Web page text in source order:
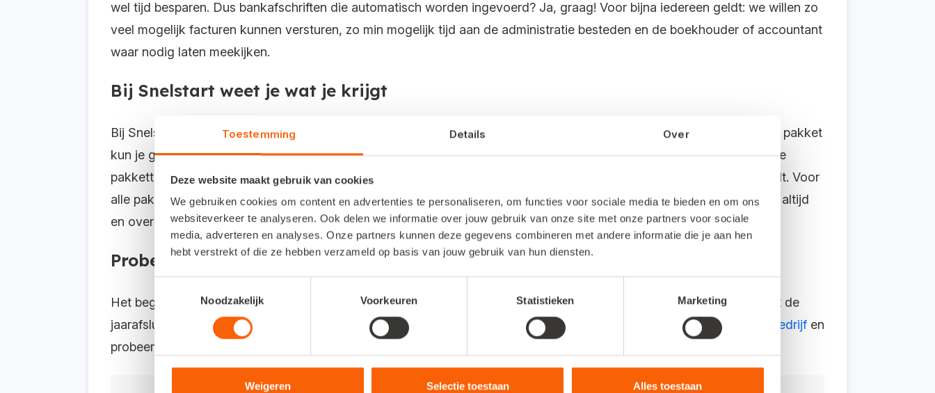
Toestemming Details Over
Deze website maakt gebruik van cookies
We gebruiken cookies om content en advertenties te personaliseren, om functies voor sociale media te bieden en om ons
websiteverkeer te analyseren. Ook delen we informatie over jouw gebruik van onze site met onze partners voor sociale
media, adverteren en analyses. Onze partners kunnen deze gegevens combineren met andere informatie die je aan hen
hebt verstrekt of die ze hebben verzameld op basis van jouw gebruik van hun diensten.
Noodzakelijk
Voorkeuren Statistieken Marketing
Weigeren Selectie toestaan Alles toestaan
wel tijd besparen. Dus bankafschriften die automatisch worden ingevoerd? Ja, graag! Voor bijna iedereen geldt: we willen zo
veel mogelijk facturen kunnen versturen, zo min mogelijk tijd aan de administratie besteden en de boekhouder of accountant
waar nodig laten meekijken.
Bij Snelstart weet je wat je krijgt
Bij Snelstart geen onaangename verrassingen. Bekijk met onzepakketvergelijker
welk pakket het beste bij je past. Dit pakket
kun je gratis en vrijblijvend een maand uitproberen. Binnen die maand kun je ook nog switchen tussen de verschillende
pakketten, zodat je kunt proberen wat écht het beste bij je past. Na deze maand beslis je of je met Snelstart verder wilt. Voor
alle pakketten geldt: verstuur zoveel facturen als je wilt, scan kassabonnetjes makkelijk in met je smartphone en werk altijd
en overal samen met je boekhouder.
Probeer Snelstart nu uit
Het begin van het jaar is de beste tijd om over te stappen naar een nieuw boekhoudpakket. Als je toch bezig bent met de
jaarafsluiting en alles netjes hebt afgerond, is overstappen zo gepiept. Vind nu uit wat
het beste pakket is voor jouw bedrijf en
probeer het vandaag nog. Gratis.